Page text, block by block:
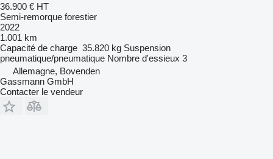
36.900 € HT
Semi-remorque forestier
2022
1.001 km
Capacité de charge 35.820 kg Suspension
pneumatique/pneumatique Nombre d'essieux 3
Allemagne, Bovenden
Gassmann GmbH
Contacter le vendeur